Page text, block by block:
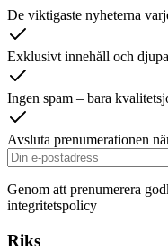
De viktigaste nyheterna
Exklusivt innehåll och
Ingen spam – bara
Avsluta prenumerationen
Genom att prenumerera
integritetspolicy
Riks